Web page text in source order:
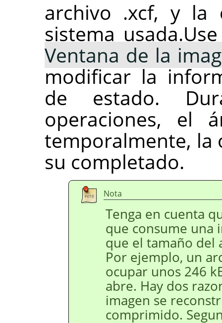
archivo .xcf, y la
sistema
Ventana de la
modificar la
de estado.
operaciones, el
temporalmente, la
su completado.
Nota
Tenga en cuenta
que consume una
que el tamaño del
Por ejemplo, un
ocupar unos 246
abre. Hay dos
imagen se
comprimido.